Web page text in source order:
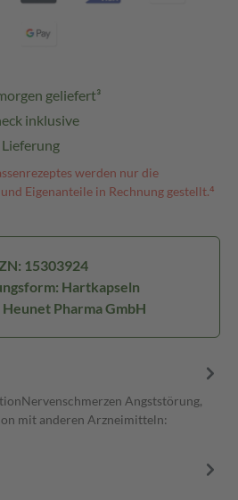
geliefert³
inklusive
werden nur die
Eigenanteile in Rechnung gestellt.⁴
15303924
Hartkapseln
Pharma GmbH
Angststörung,
mit anderen Arzneimitteln: